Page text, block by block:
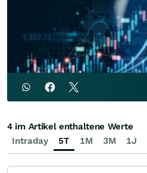
Intraday 5T 1M 3M 1J
4 im Artikel enthaltene Werte